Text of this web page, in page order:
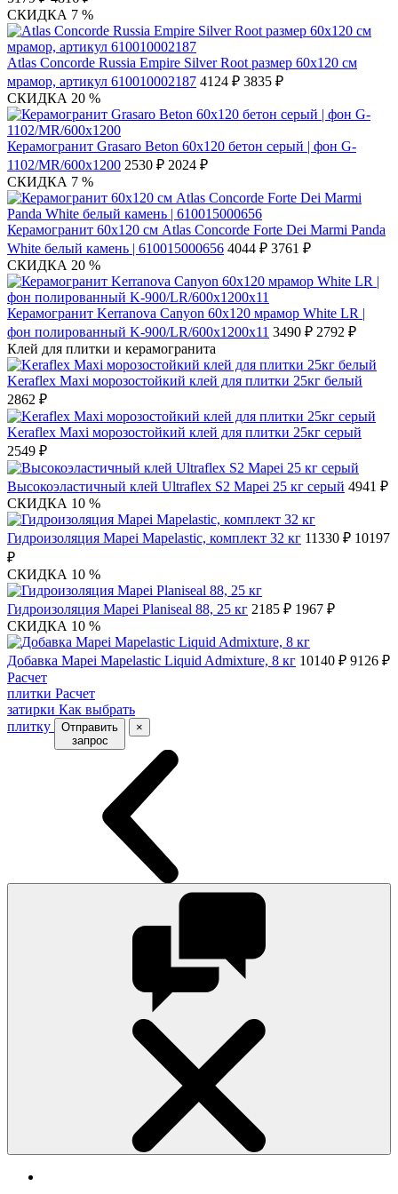
СКИДКА 7 %
Atlas Concorde Russia Empire Silver Root размер 60x120 см
мрамор, артикул 610010002187 4124 ₽ 3835 ₽
СКИДКА 20 %
Керамогранит Grasaro Beton 60х120 бетон серый | фон G-
1102/MR/600x1200 2530 ₽ 2024 ₽
СКИДКА 7 %
Керамогранит 60x120 см Atlas Concorde Forte Dei Marmi Panda
White белый камень | 610015000656 4044 ₽ 3761 ₽
СКИДКА 20 %
Керамогранит Kerranova Canyon 60х120 мрамор White LR |
фон полированный K-900/LR/600x1200x11 3490 ₽ 2792 ₽
Клей для плитки и керамогранита
Keraflex Maxi морозостойкий клей для плитки 25кг белый
2862 ₽
Keraflex Maxi морозостойкий клей для плитки 25кг серый
2549 ₽
Высокоэластичный клей Ultraflex S2 Mapei 25 кг серый 4941 ₽
СКИДКА 10 %
Гидроизоляция Mapei Mapelastic, комплект 32 кг 11330 ₽ 10197
₽
СКИДКА 10 %
Гидроизоляция Mapei Planiseal 88, 25 кг 2185 ₽ 1967 ₽
СКИДКА 10 %
Добавка Mapei Mapelastic Liquid Admixture, 8 кг 10140 ₽ 9126 ₽
Расчет
плитки Расчет
затирки Как выбрать
плитку
Отправить
запрос
×